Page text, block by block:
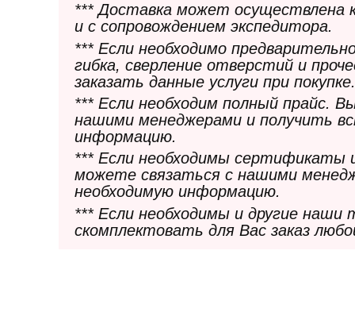
*** Доставка может осуществлена
и с сопровождением экспедитора.
*** Если необходимо
гибка, сверление отверстий и
заказать данные услуги при покупке.
*** Если необходим полный прайс.
нашими менеджерами и получить
информацию.
*** Если необходимы сертификаты
можете связаться с нашими
необходимую информацию.
*** Если необходимы и другие
скомплектовать для Вас заказ